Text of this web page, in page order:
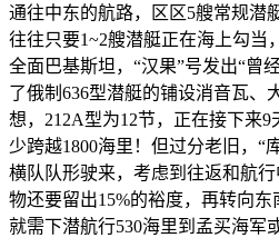
通往中东的航路，区区5艘常规潜
往往只要1~2艘潜艇正在海上勾当
全面巴基斯坦，“汉果”号发出“曾
了俄制636型潜艇的铺设消音瓦、
想，212A型为12节，正在接下来
少跨越1800海里！但过分老旧，“
横队队形驶来，考虑到往返和航
物还要留出15%的裕度，再转向
就需下潜航行530海里到孟买海军